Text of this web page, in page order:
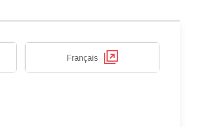
Français